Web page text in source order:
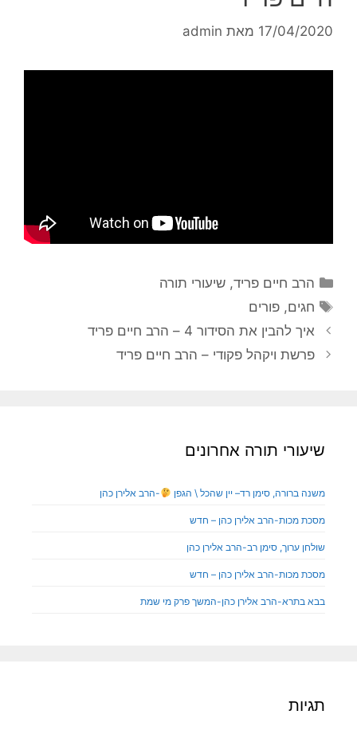
17/04/2020 מאת admin
הרב חיים פריד,שיעורי תורה
חגים,פורים
איך להבין את הסידור 4 – הרב חיים פריד
פרשת ויקהל פקודי – הרב חיים פריד
שיעורי תורה אחרונים
משנה ברורה, סימן רד– יין שהכל \ הגפן -הרב אלירן כהן
מסכת מכות-הרב אלירן כהן – חדש
שולחן ערוך, סימן רב-הרב אלירן כהן
מסכת מכות-הרב אלירן כהן – חדש
בבא בתרא-הרב אלירן כהן-המשך פרק מי שמת
תגיות